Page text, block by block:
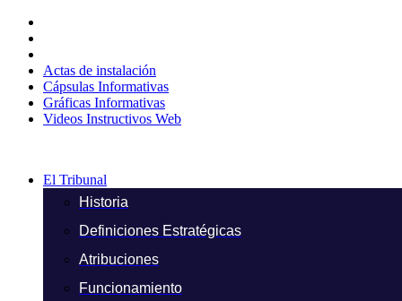
contenido
Actas de instalación
Cápsulas Informativas
Gráficas Informativas
Videos Instructivos Web
El Tribunal
Historia
Definiciones Estratégicas
Atribuciones
Funcionamiento